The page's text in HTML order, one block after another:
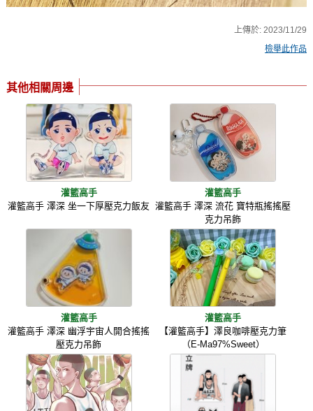
上傳於:2023/11/29
檢舉此作品
其他相關周邊
灌籃高手
灌籃高手 澤深 坐一下厚壓克力飯友
灌籃高手
灌籃高手 澤深 流花 寶特瓶搖搖壓
克力吊飾
灌籃高手
灌籃高手 澤深 幽浮宇宙人開合搖搖
壓克力吊飾
灌籃高手
【灌籃高手】澤良咖啡壓克力筆
（E-Ma97%Sweet）